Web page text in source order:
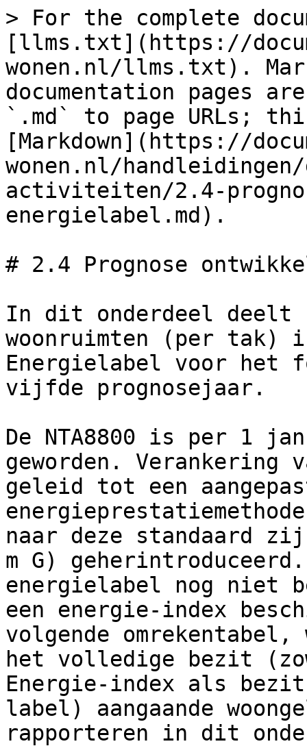
> For the complete
[llms.txt](https://
wonen.nl/llms.txt).
documentation pages
`.md` to page URLs;
[Markdown](https://
wonen.nl/
activiteiten/2.4-
energielabel.md).
# 2.4 Prognose
In dit onderdeel deelt
woonruimten (per tak)
Energielabel voor het
vijfde prognosejaar.
De NTA8800 is per 1
geworden. Verankering
geleid tot een
naar deze standaard
m G)
energielabel nog niet
een energie-index
volgende
het volledige bezit
Energie-index als bezit
label) aangaande
rapporteren in dit